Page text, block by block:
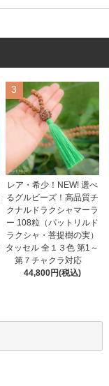
3
レア・希少！NEW! 選べ
るグルビーズ！高品質チ
クナルドラクシャマーラ
ー 108粒（パットリルド
ラクシャ・菩提樹の実）
タッセル 全１３色 第1～
第７チャクラ対応
44,800円(税込)